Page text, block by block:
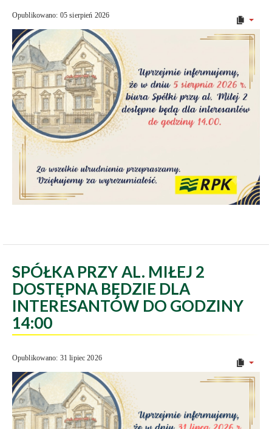
Opublikowano: 05 sierpień 2026
SPÓŁKA PRZY AL. MIŁEJ 2
DOSTĘPNA BĘDZIE DLA
INTERESANTÓW DO GODZINY
14:00
Opublikowano: 31 lipiec 2026